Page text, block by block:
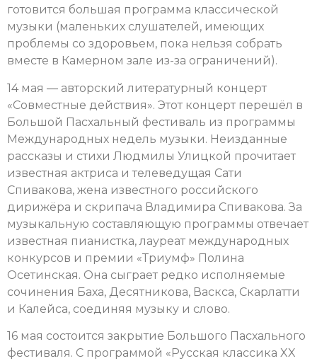
готовится большая программа классической
музыки (маленьких слушателей, имеющих
проблемы со здоровьем, пока нельзя собрать
вместе в Камерном зале из-за ограничений).
14 мая — авторский литературный концерт
«Совместные действия». Этот концерт перешёл в
Большой Пасхальный фестиваль из программы
Международных недель музыки. Неизданные
рассказы и стихи Людмилы Улицкой прочитает
известная актриса и телеведущая Сати
Спивакова, жена известного российского
дирижёра и скрипача Владимира Спивакова. За
музыкальную составляющую программы отвечает
известная пианистка, лауреат международных
конкурсов и премии «Триумф» Полина
Осетинская. Она сыграет редко исполняемые
сочинения Баха, Десятникова, Васкса, Скарлатти
и Калейса, соединяя музыку и слово.
16 мая состоится закрытие Большого Пасхального
фестиваля. С программой «Русская классика XX